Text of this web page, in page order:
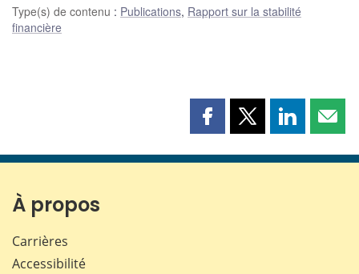
Type(s) de contenu : Publications, Rapport sur la stabilité
financière
Partager
page
Partager
page
Partager
page page
À propos
Carrières
Accessibilité